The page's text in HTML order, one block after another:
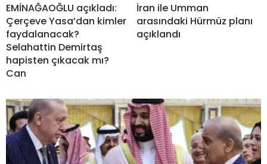
EMİNAĞAOĞLU açıkladı:
Çerçeve Yasa’dan kimler
faydalanacak?
Selahattin Demirtaş
hapisten çıkacak mı?
Can
İran ile Umman
arasındaki Hürmüz planı
açıklandı